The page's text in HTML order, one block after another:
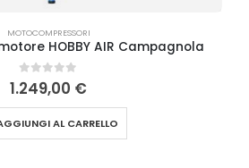
MOTOCOMPRESSORI
HOBBY AIR Campagnola
0 Su 5
1.249,00 €
AL CARRELLO